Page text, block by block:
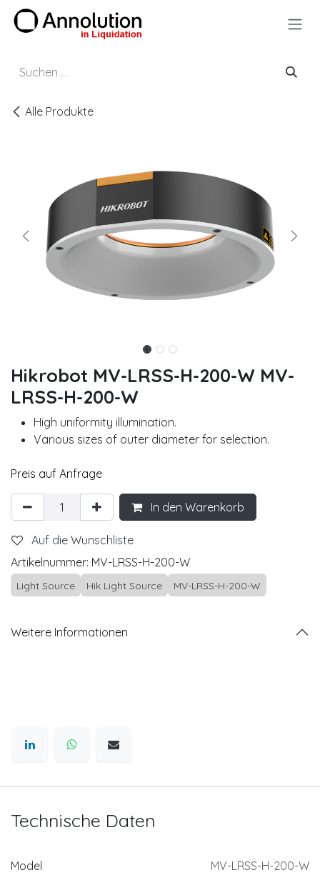
Zum Inhalt springen
Alle Produkte
Hikrobot MV-LRSS-H-200-W MV-
LRSS-H-200-W
High uniformity illumination.
Various sizes of outer diameter for selection.
Preis auf Anfrage
In den Warenkorb
Auf die Wunschliste
Artikelnummer: MV-LRSS-H-200-W
Light Source Hik Light Source MV-LRSS-H-200-W
Weitere Informationen
Technische Daten
Model
MV-LRSS-H-200-W